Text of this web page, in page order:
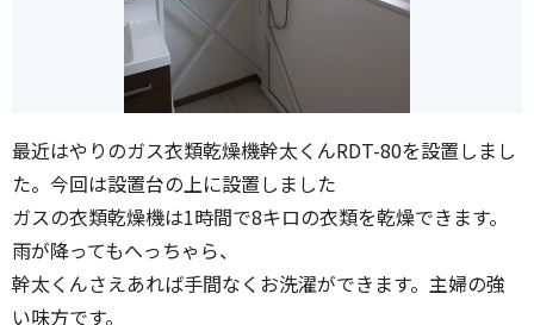
最近はやりのガス衣類乾燥機幹太くんRDT-80を設置しまし
た。今回は設置台の上に設置しました
ガスの衣類乾燥機は1時間で8キロの衣類を乾燥できます。
雨が降ってもへっちゃら、
幹太くんさえあれば手間なくお洗濯ができます。主婦の強
い味方です。